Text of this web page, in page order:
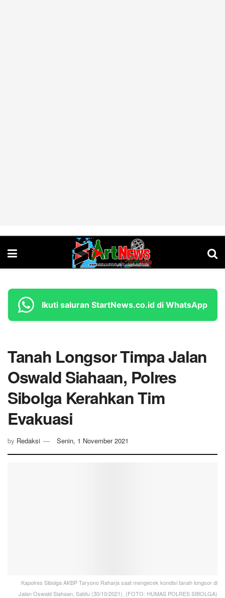
Ikuti saluran StartNews.co.id di WhatsApp
Tanah Longsor Timpa Jalan
Oswald Siahaan, Polres
Sibolga Kerahkan Tim
Evakuasi
by Redaksi Senin, 1 November 2021
Kapolres Sibolga AKBP Taryono Raharja saat mengecek kondisi tanah longsor di
Jalan Oswald Siahaan, Sabtu (30/10/2021). (FOTO: HUMAS POLRES SIBOLGA)